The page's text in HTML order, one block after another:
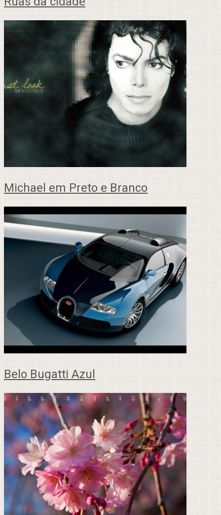
Michael em Preto e Branco
Belo Bugatti Azul